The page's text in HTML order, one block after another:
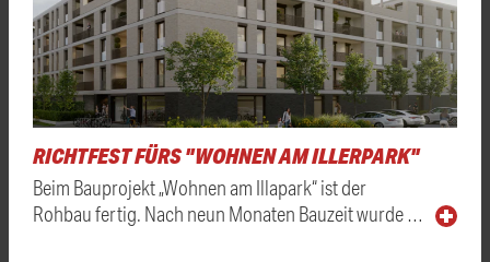
RICHTFEST FÜRS "WOHNEN AM ILLERPARK"
Beim Bauprojekt „Wohnen am Illapark“ ist der
Rohbau fertig. Nach neun Monaten Bauzeit wurde …